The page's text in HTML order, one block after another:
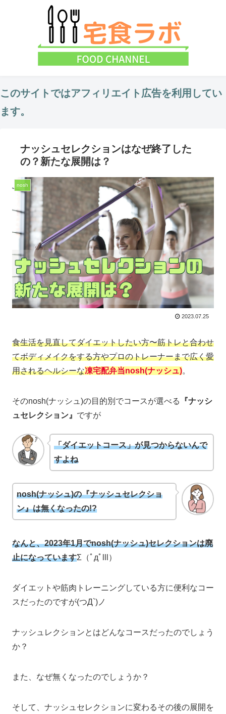
このサイトではアフィリエイト広告を利用してい
ます。
ナッシュセレクションはなぜ終了した
の？新たな展開は？
nosh
2023.07.25
食生活を見直してダイエットしたい方〜筋トレと合わせ
てボディメイクをする方やプロのトレーナーまで広く愛
用されるヘルシーな凍宅配弁当nosh(ナッシュ)。
そのnosh(ナッシュ)の目的別でコースが選べる
『ナッシ
ュセレクション』 ですが
「ダイエットコース」が見つからないんで
すよね
nosh(ナッシュ)の『ナッシュセレクショ
ン』は無くなったの!?
なんと、2023年1月でnosh(ナッシュ)セレクションは廃
止になっていますΣ（ﾟдﾟlll）
ダイエットや筋肉トレーニングしている方に便利なコー
スだったのですが(つД`)ノ
ナッシュレクションとはどんなコースだったのでしょう
か？
また、なぜ無くなったのでしょうか？
そして、ナッシュセレクションに変わるその後の展開を